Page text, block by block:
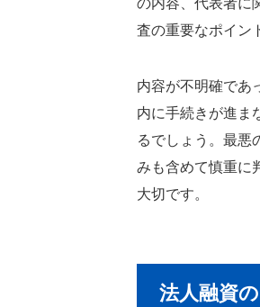
査の重要なポイン
内容が不明確であ
内に手続きが進ま
るでしょう。最悪
みも含めて慎重に
大切です。
法人融資